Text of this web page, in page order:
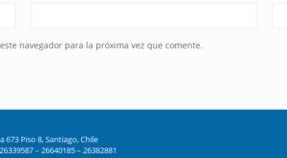
navegador para la próxima vez que comente.
673 Piso 8, Santiago, Chile
– 26640185 – 26382881